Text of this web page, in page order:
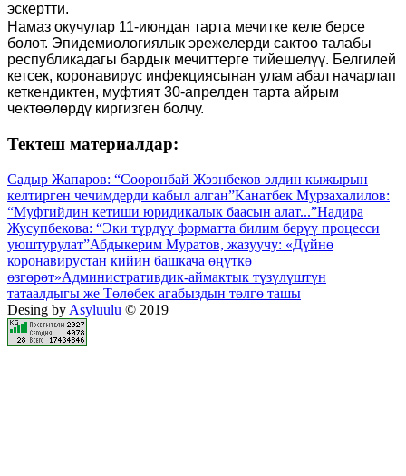
эскертти.
Намаз окучулар 11-июндан тарта мечитке келе берсе
болот. Эпидемиологиялык эрежелерди сактоо талабы
республикадагы бардык мечиттерге тийешелүү. Белгилей
кетсек, коронавирус инфекциясынан улам абал начарлап
кеткендиктен, муфтият 30-апрелден тарта айрым
чектөөлөрдү киргизген болчу.
Тектеш материалдар:
Садыр Жапаров: “Сооронбай Жээнбеков элдин кыжырын
келтирген чечимдерди кабыл алган”Канатбек Мурзахалилов:
“Муфтийдин кетиши юридикалык баасын алат...”Надира
Жусупбекова: “Эки түрдүү форматта билим берүү процесси
уюштурулат”Абдыкерим Муратов, жазуучу: «Дүйнө
коронавирустан кийин башкача өңүткө
өзгөрөт»Административдик-аймактык түзүлүштүн
татаалдыгы же Төлөбек агабыздын төлгө ташы
Desing by Asyluulu © 2019